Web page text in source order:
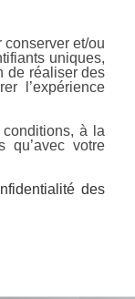
et/ou
uniques,
de réaliser des
l’expérience
à la
qu’avec votre
des